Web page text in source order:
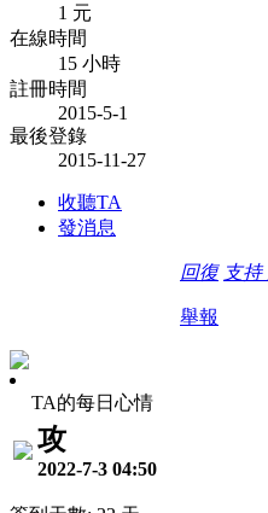
1 元
在線時間
15 小時
註冊時間
2015-5-1
最後登錄
2015-11-27
收聽TA
發消息
回復 支持
舉報
TA的每日心情
攻
2022-7-3 04:50